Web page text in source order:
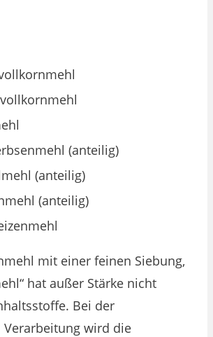
(anteilig)
(anteilig)
(anteilig)
mit einer feinen Siebung,
hat außer Stärke nicht
Bei der
wird die